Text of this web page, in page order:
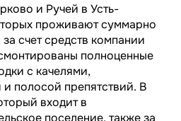
и Ручей в Усть-
проживают суммарно
счет средств компании
полноценные
с качелями,
полосой препятствий. В
входит в
поселение, также за